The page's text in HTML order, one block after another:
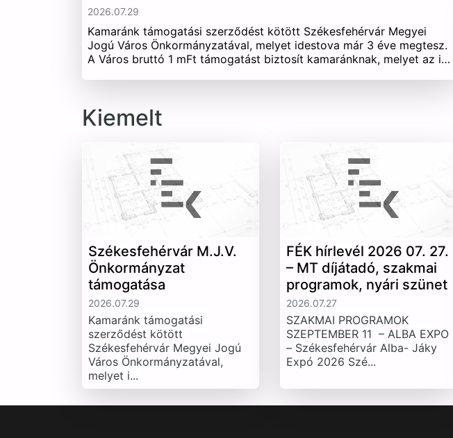
2026.07.29
Kamaránk támogatási szerződést kötött Székesfehérvár Megyei
Jogú Város Önkormányzatával, melyet idestova már 3 éve megtesz.
A Város bruttó 1 mFt támogatást biztosít kamaránknak, melyet az i…
Kiemelt
Székesfehérvár M.J.V.
Önkormányzat
támogatása
2026.07.29
Kamaránk támogatási
szerződést kötött
Székesfehérvár Megyei Jogú
Város Önkormányzatával,
melyet i...
FÉK hírlevél 2026 07. 27.
– MT díjátadó, szakmai
programok, nyári szünet
2026.07.27
SZAKMAI PROGRAMOK
SZEPTEMBER 11 – ALBA EXPO
– Székesfehérvár Alba- Jáky
Expó 2026 Szé...